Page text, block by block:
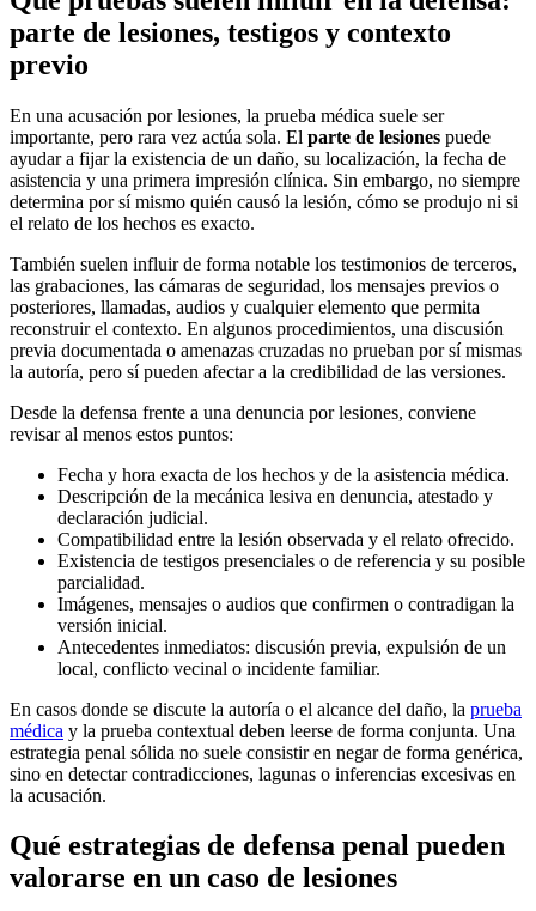
parte de lesiones, testigos y contexto
previo
En una acusación por lesiones, la prueba médica suele ser
importante, pero rara vez actúa sola. El parte de lesiones puede
ayudar a fijar la existencia de un daño, su localización, la fecha de
asistencia y una primera impresión clínica. Sin embargo, no siempre
determina por sí mismo quién causó la lesión, cómo se produjo ni si
el relato de los hechos es exacto.
También suelen influir de forma notable los testimonios de terceros,
las grabaciones, las cámaras de seguridad, los mensajes previos o
posteriores, llamadas, audios y cualquier elemento que permita
reconstruir el contexto. En algunos procedimientos, una discusión
previa documentada o amenazas cruzadas no prueban por sí mismas
la autoría, pero sí pueden afectar a la credibilidad de las versiones.
Desde la defensa frente a una denuncia por lesiones, conviene
revisar al menos estos puntos:
Fecha y hora exacta de los hechos y de la asistencia médica.
Descripción de la mecánica lesiva en denuncia, atestado y
declaración judicial.
Compatibilidad entre la lesión observada y el relato ofrecido.
Existencia de testigos presenciales o de referencia y su posible
parcialidad.
Imágenes, mensajes o audios que confirmen o contradigan la
versión inicial.
Antecedentes inmediatos: discusión previa, expulsión de un
local, conflicto vecinal o incidente familiar.
En casos donde se discute la autoría o el alcance del daño, la prueba
médica y la prueba contextual deben leerse de forma conjunta. Una
estrategia penal sólida no suele consistir en negar de forma genérica,
sino en detectar contradicciones, lagunas o inferencias excesivas en
la acusación.
Qué estrategias de defensa penal pueden
valorarse en un caso de lesiones